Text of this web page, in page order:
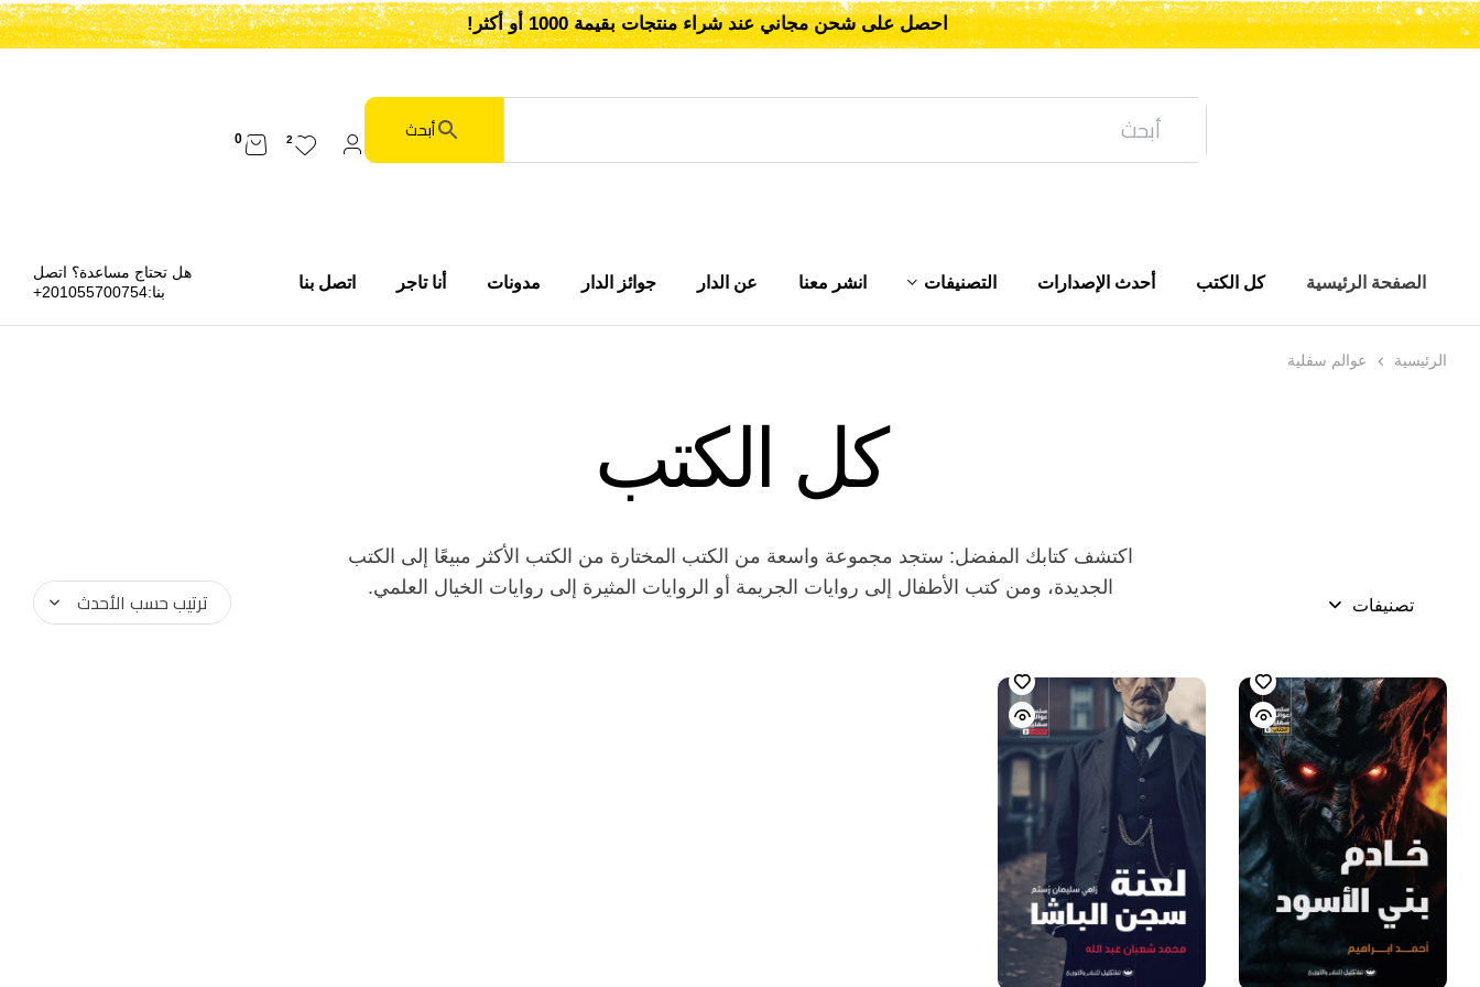
احصل على شحن مجاني عند شراء منتجات بقيمة 1000 أو أكثر!
2
0
الصفحة الرئيسية كل الكتب أحدث الإصدارات التصنيفات انشر معنا عن الدار جوائز الدار مدونات أنا تاجر اتصل بنا
هل تحتاج مساعدة؟ اتصل
بنا:201055700754+
الرئيسية عوالم سفلية
كل الكتب
اكتشف كتابك المفضل: ستجد مجموعة واسعة من الكتب المختارة من الكتب الأكثر مبيعًا إلى الكتب
الجديدة، ومن كتب الأطفال إلى روايات الجريمة أو الروايات المثيرة إلى روايات الخيال العلمي.
تصنيفات